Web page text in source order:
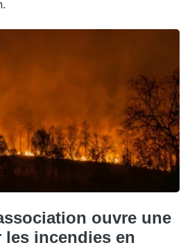
ouvre une
incendies en